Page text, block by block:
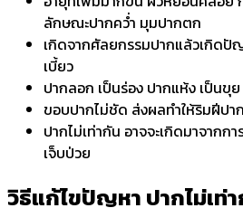
ลักษณะปากคว่ำ มุมปากตก
เกิดจากศัลยกรรมปากแล้วเกิดปั
เบี้ยว
ปากลอก เป็นร่อง ปากแห้ง เป็นขุ
ขอบปากไม่ชัด ส่งผลทำให้ริมฝีปา
ปากไม่เท่ากัน อาจจะเกิดมาจาก
เจ็บป่วย
วิธีแก้ไขปัญหา ปากไม่เท่